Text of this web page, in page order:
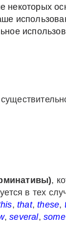
некоторых
,
в тех
,that,these,
,several, some